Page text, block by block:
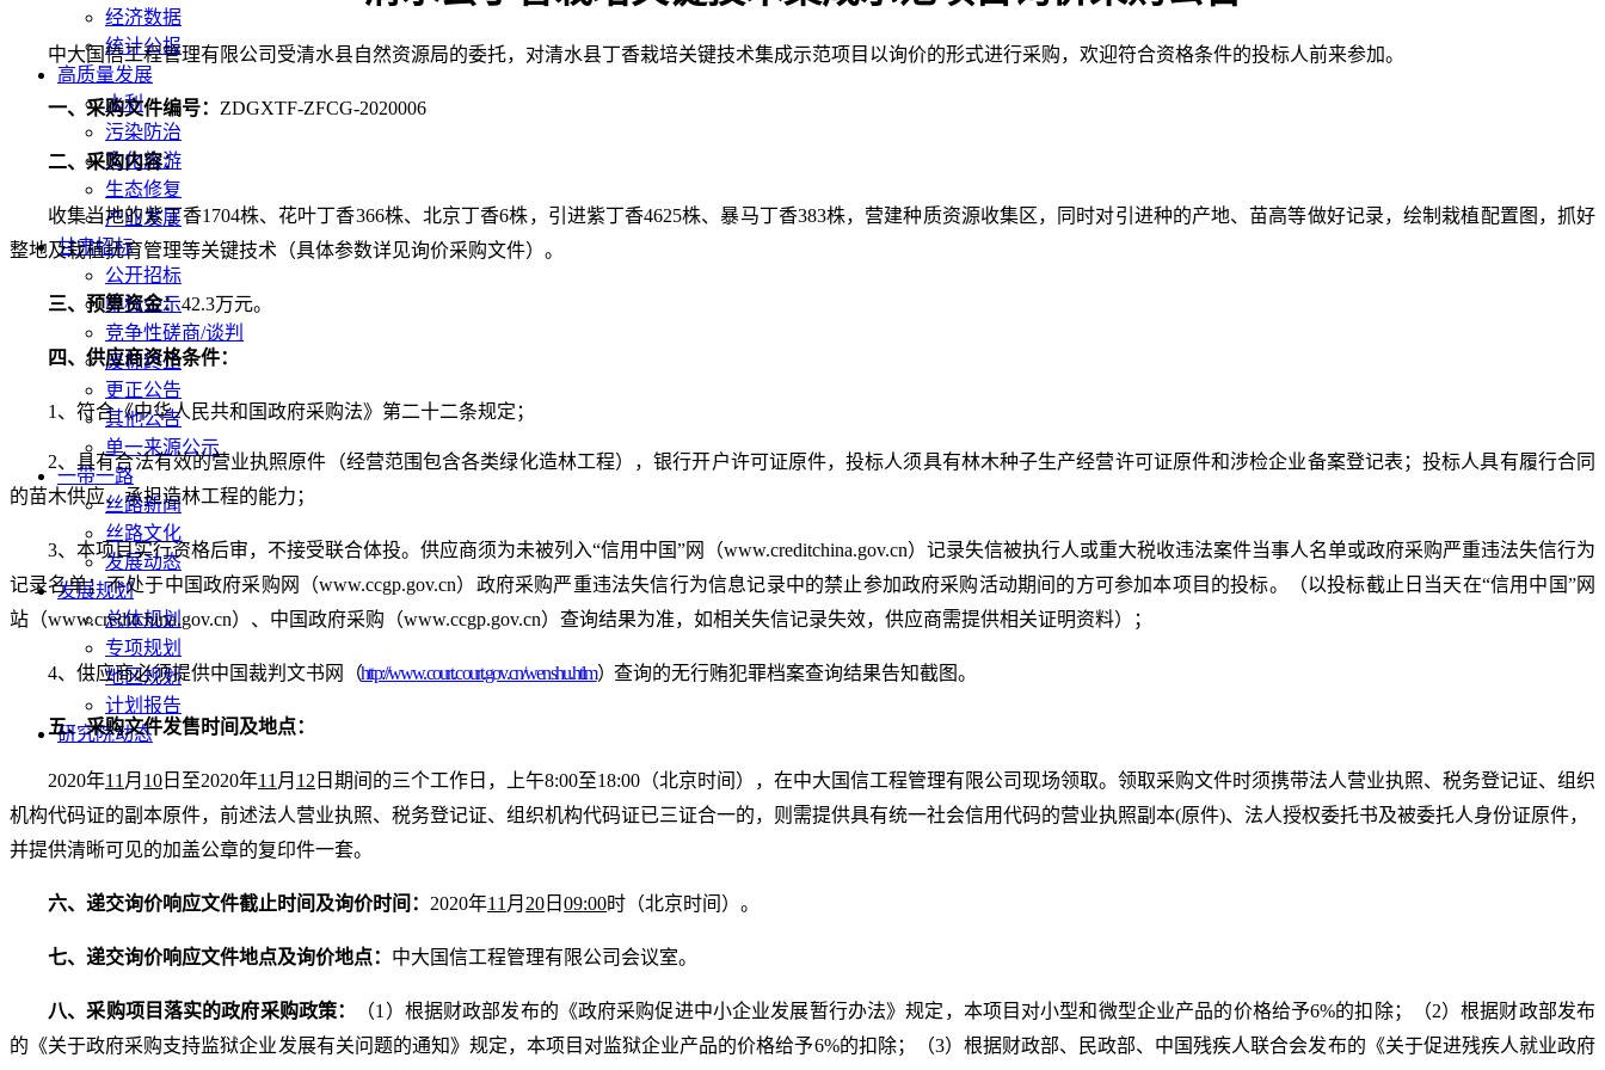
经济数据
统计公报
高质量发展
水利
污染防治
文化旅游
生态修复
产业发展
甘肃招标
公开招标
中标公示
竞争性磋商/谈判
废标终止
更正公告
其他公告
单一来源公示
一带一路
丝路新闻
丝路文化
发展动态
发展规划
总体规划
专项规划
地区规划
计划报告
研究院动态
中大国信工程管理有限公司 受清水县自然资源局的委托，对清水县丁香栽培关键技术集成示范项目 以询价的形式进行采购， 欢迎符合资格条件的投标人前来参加。
一、采购文件编号： ZDGXTF-ZFCG-2020006
二、采购内容：
收集当地的紫丁香1704株、花叶丁香366株、北京丁香6株， 引进紫丁香4625株、暴马丁香383株，营建种质资源收集区，同时对引进种的产地、苗高等做好记录，绘制栽植配置图，抓好
整地及栽植抚育管理等关键技术（具体参数详见询价采购文件）。
三、预算资金：42.3万元。
四、供应商资格条件：
1、符合《中华人民共和国政府采购法》第二十二条规定；
2、具有合法有效的营业执照原件（经营范围包含各类绿化造林工程），银行开户许可证原件，投标人须具有林木种子生产经营许可证原件和涉检企业备案登记表；投标人具有履行合同
的苗木供应、承担造林工程的能力；
3、本项目实行资格后审，不接受联合体投。 供应商须为未被列入“信用中国”网 （www.creditchina.gov.cn）记录失信被执行人或重大税收违法案件当事人名单或政府采购严重违法失信行为
记录名单；不处于中国政府采购网（www.ccgp.gov.cn）政府采购严重违法失信行为信息记录中的禁止参加政府采购活动期间的方可参加本项目的投标。（以投标截止日当天在“信用中国”网
站（www.creditchina.gov.cn）、中国政府采购（www.ccgp.gov.cn）查询结果为准，如相关失信记录失效，供应商需提供相关证明资料）
；
4、 供应商必须提供中国裁判文书 网 （http://www.court.court.gov.cn/wenshu.htlm） 查询的无行贿犯罪档案查询结果告知截图。
五、采购文件发售时间及地点：
2020年11 月 10 日至2020年11 月 12 日期间的三个工作日 ， 上午8:00至18:00（北京时间）， 在中大国信工程管理有限公司现场领取。领取采购文件时须携带法人营业执照、税务登记证、组织
机构代码证的副本原件，前述法人营业执照、税务登记证、组织机构代码证已三证合一的，则需提供具有统一社会信用代码的营业执照副本(原件)、法人授权委托书及被委托人身份证原件，
并提供清晰可见的加盖公章的复印件一套。
六、递交询价响应文件截止时间及询价时间： 2020年11 月 20 日09:00时 （北京时间）。
七、递交询价响应文件地点及询价地点： 中大国信工程管理有限公司会议室。
八、采购项目落实的政府采购政策： （1 ）根据财政部发布的《政府采购促进中小企业发展暂行办法》规定，本项目对小型和微型企业产品的价格给予6%的扣除； （2）根据财政部发布
的《关于政府采购支持监狱企业发展有关问题的通知》规定，本项目对监狱企业产品的价格给予6%的扣除； （3）根据财政部、民政部、中国残疾人联合会发布的《关于促进残疾人就业政府